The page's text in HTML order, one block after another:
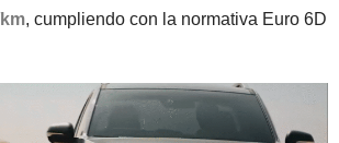
, cumpliendo con la normativa Euro 6D